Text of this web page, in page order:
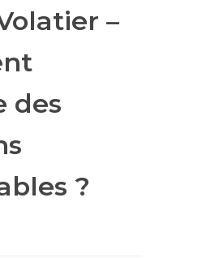
–
des
?